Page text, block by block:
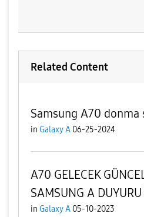
Related Content
Samsung A70 donma
in Galaxy A 06-25-2024
A70 GELECEK
SAMSUNG A DUYURU
in Galaxy A 05-10-2023